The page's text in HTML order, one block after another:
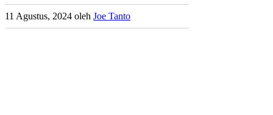
11 Agustus, 2024 oleh Joe Tanto